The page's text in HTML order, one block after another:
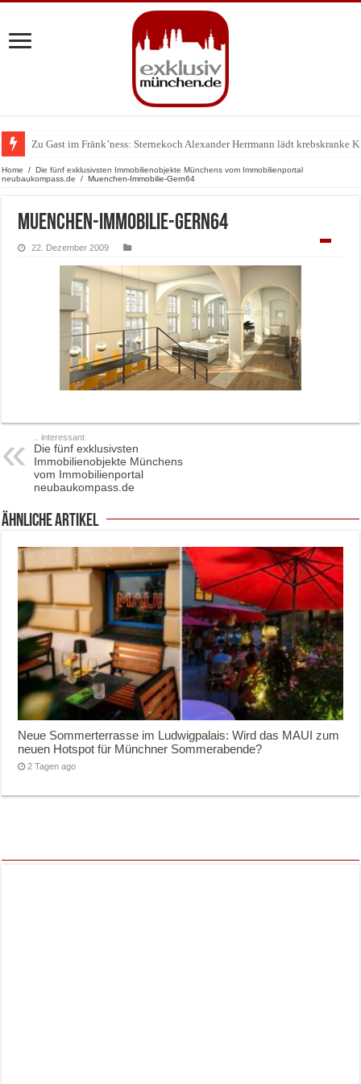
Zu Gast im Fränk’ness: Sternekoch Alexander Herrmann lädt krebskranke
Warum München gerade zum Treffpunkt der Lingerie-Branche wurde
Home / Die fünf exklusivsten Immobilienobjekte Münchens vom Immobilienportal
neubaukompass.de
/ Muenchen-Immobilie-Gern64
Muenchen-Immobilie-Gern64
22. Dezember 2009
.. interessant
Die fünf exklusivsten
Immobilienobjekte Münchens
vom Immobilienportal
neubaukompass.de
ähnliche Artikel
Neue Sommerterrasse im Ludwigpalais: Wird das MAUI zum
neuen Hotspot für Münchner Sommerabende?
2 Tagen ago